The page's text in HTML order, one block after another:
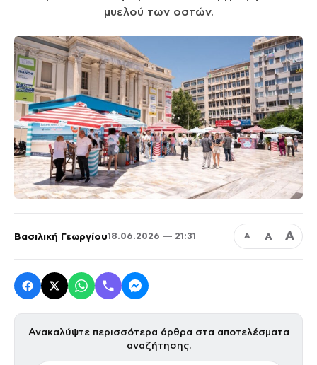
μυελού των οστών.
Βασιλική Γεωργίου18.06.2026 — 21:31 Α Α Α
Ανακαλύψτε περισσότερα άρθρα στα αποτελέσματα
αναζήτησης.